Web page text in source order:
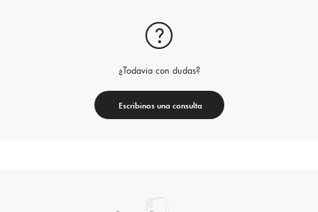
¿Todavia con dudas?
Escribinos una consulta